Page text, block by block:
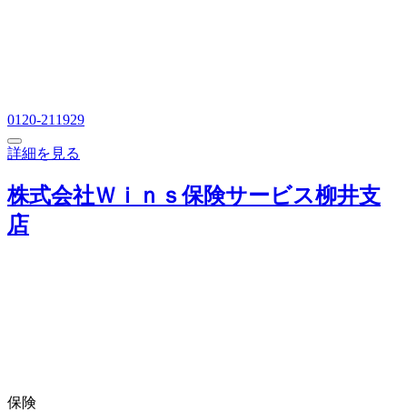
0120-211929
詳細を見る
株式会社Ｗｉｎｓ保険サービス柳井支
店
保険